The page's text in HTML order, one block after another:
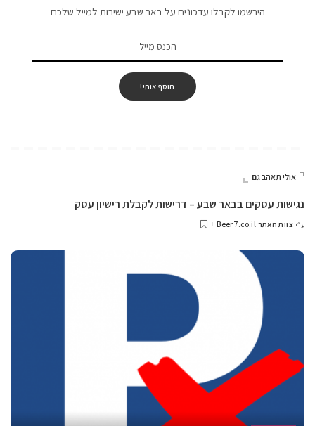
הירשמו לקבלו עדכונים על באר שבע ישירות למייל שלכם
הוסף אותי!
אולי תאהב גם
נגישות עסקים בבאר שבע – דרישות לקבלת רישיון עסק
ע״י צוות האתר Beer7.co.il